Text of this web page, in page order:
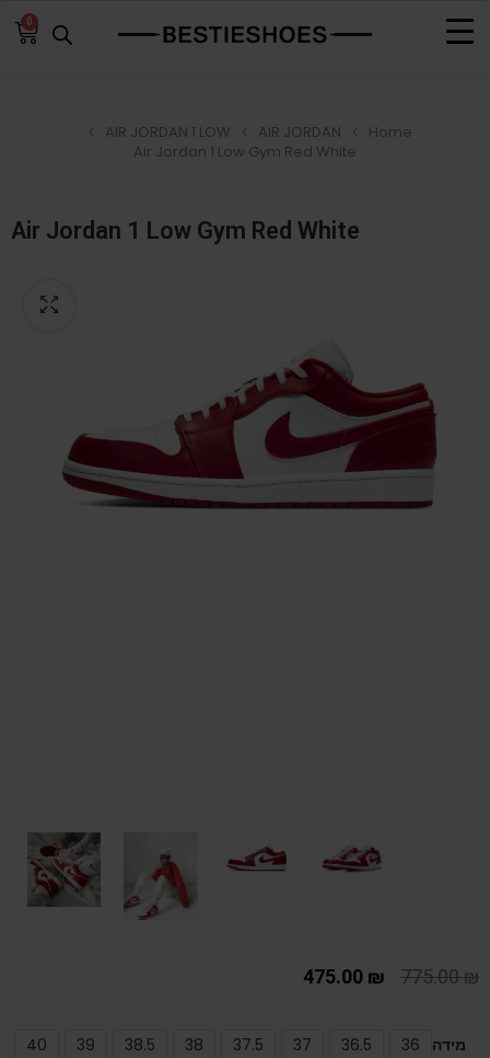
0
Home
AIR JORDAN
AIR JORDAN 1 LOW
Air Jordan 1 Low Gym Red White
Air Jordan 1 Low Gym Red White
775.00₪
475.00 ₪
מידה 36
36.5
37
37.5
38
38.5
39
40